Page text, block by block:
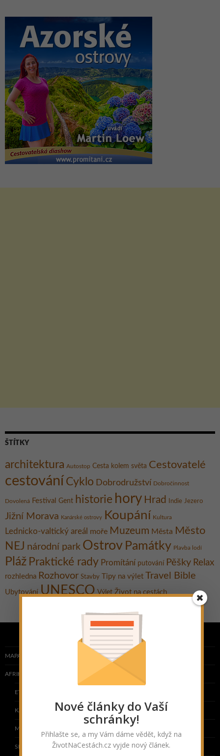
ŠTÍTKY
architektura Autostop Cesta kolem světa Cestovatelé
cestování Cyklo Dobrodružství Dobročinnost
Dovolená Festival Gent historie hory Hrad Indie Jezero
Jižní Morava Kanárské ostrovy Koupání Kultura
Lednicko-valtický areál moře Muzeum Města Město
NEJ národní park Ostrov Památky Plavba lodí
Pláž Praktické rady Promítání putování Pěšky Relax
rozhledna Rozhovor Stavby Tipy na výlet Travel Bible
Ubytování UNESCO Výlet Život na cestách
MAPA NAVŠTÍVENÝCH ZEMÍ
AFRIKA
ETIOPIE
KAPVERDY
MAROKO
SENEGAL
Nové články do Vaší
schránky!
Přihlašte se, a my Vám dáme vědět, když na
ŽivotNaCestách.cz vyjde nový článek.